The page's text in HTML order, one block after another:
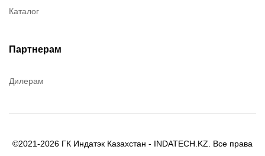
Каталог
Партнерам
Дилерам
©2021-2026 ГК Индатэк Казахстан - INDATECH.KZ. Все права